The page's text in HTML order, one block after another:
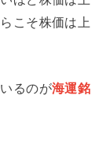
こそ株価は上
るのが海運銘